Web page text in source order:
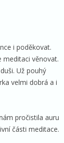
i poděkovat.
věnovat.
Už pouhý
velmi dobrá a i
pročistila auru
části meditace.